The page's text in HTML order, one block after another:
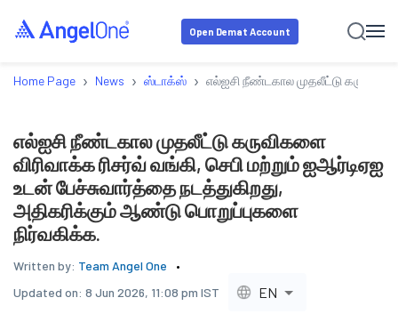
Open Demat Account
Home Page › News › ஸ்டாக்ஸ் › எல்ஐசி நீண்டகால முதலீட்டு
எல்ஐசி நீண்டகால முதலீட்டு கருவிகளை
விரிவாக்க ரிசர்வ் வங்கி, செபி மற்றும் ஐஆர்டிஏஐ
உடன் பேச்சுவார்த்தை நடத்துகிறது,
அதிகரிக்கும் ஆண்டு பொறுப்புகளை
நிர்வகிக்க.
Written by: Team Angel One
Updated on: 8 Jun 2026, 11:08 pm IST EN